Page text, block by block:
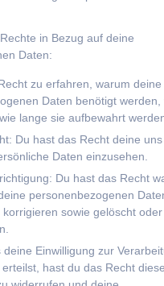
in Bezug auf deine
Daten:
zu erfahren, warum deine
Daten benötigt werden,
lange sie aufbewahrt
Du hast das Recht deine uns
Daten einzusehen.
Du hast das Recht
personenbezogenen
sowie gelöscht
Einwilligung zur
hast du das Recht diese